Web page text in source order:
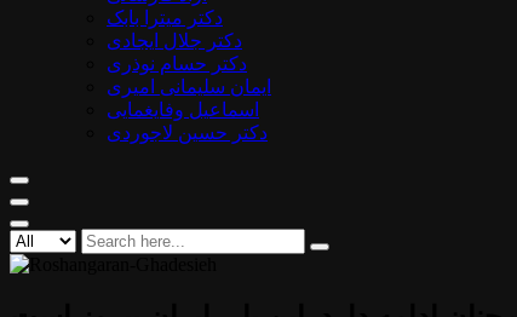
دکتر میترا بابک
دکتر جلال ایجادی
دکتر حسام نوذری
ایمان سلیمانی امیری
اسماعیل وفایغمایی
دکتر حسین لاجوردی